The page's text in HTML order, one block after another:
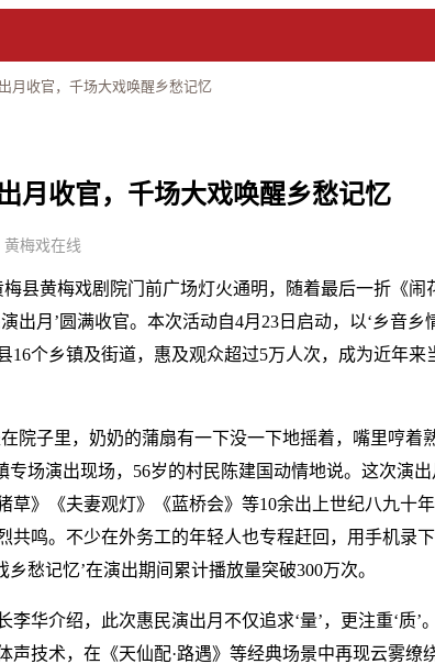
月收官，千场大戏唤醒乡愁记忆
月收官，千场大戏唤醒乡愁记忆
黄梅戏在线
梅县黄梅戏剧院门前广场灯火通明，随着最后一折《闹
出月’圆满收官。本次活动自4月23日启动，以‘乡音乡
16个乡镇及街道，惠及观众超过5万人次，成为近年来
院子里，奶奶的蒲扇有一下没一下地摇着，嘴里哼着
专场演出现场，56岁的村民陈建国动情地说。这次演出
草》《夫妻观灯》《蓝桥会》等10余出上世纪八九十
共鸣。不少在外务工的年轻人也专程赶回，用手机录
乡愁记忆’在演出期间累计播放量突破300万次。
李华介绍，此次惠民演出月不仅追求‘量’，更注重‘质’
声技术，在《天仙配·路遇》等经典场景中再现云雾缭